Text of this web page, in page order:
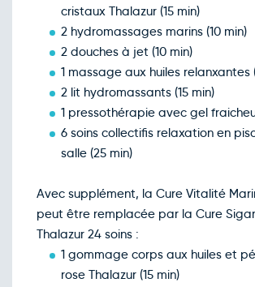
cristaux Thalazur (15 min)
2 hydromassages marins (10 min)
2 douches à jet (10 min)
1 massage aux huiles relanxantes
2 lit hydromassants (15 min)
1 pressothérapie avec gel
6 soins collectifis relaxation en
salle (25 min)
Avec supplément, la Cure Vitalité
peut être remplacée par la Cure
Thalazur 24 soins :
1 gommage corps aux huiles et
rose Thalazur (15 min)